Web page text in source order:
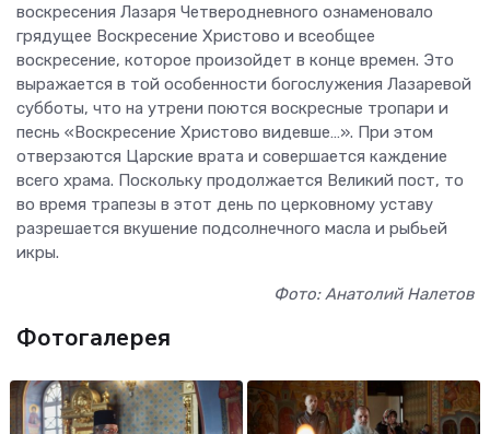
воскресения Лазаря Четверодневного ознаменовало
грядущее Воскресение Христово и всеобщее
воскресение, которое произойдет в конце времен. Это
выражается в той особенности богослужения Лазаревой
субботы, что на утрени поются воскресные тропари и
песнь «Воскресение Христово видевше…». При этом
отверзаются Царские врата и совершается каждение
всего храма. Поскольку продолжается Великий пост, то
во время трапезы в этот день по церковному уставу
разрешается вкушение подсолнечного масла и рыбьей
икры.
Фото: Анатолий Налетов
Фотогалерея